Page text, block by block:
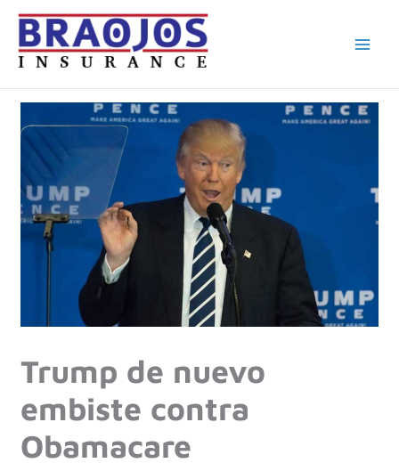
contenido
Trump de nuevo
embiste contra
Obamacare